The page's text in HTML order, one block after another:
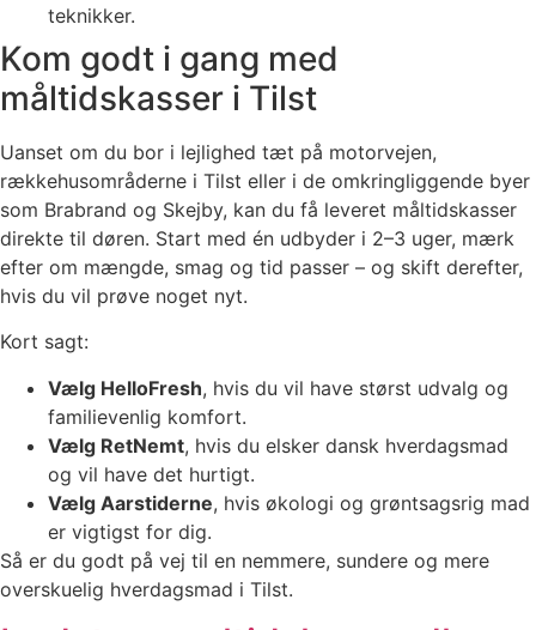
teknikker.
Kom godt i gang med
måltidskasser i Tilst
Uanset om du bor i lejlighed tæt på motorvejen,
rækkehusområderne i Tilst eller i de omkringliggende byer
som Brabrand og Skejby, kan du få leveret måltidskasser
direkte til døren. Start med én udbyder i 2–3 uger, mærk
efter om mængde, smag og tid passer – og skift derefter,
hvis du vil prøve noget nyt.
Kort sagt:
Vælg HelloFresh, hvis du vil have størst udvalg og
familievenlig komfort.
Vælg RetNemt, hvis du elsker dansk hverdagsmad
og vil have det hurtigt.
Vælg Aarstiderne, hvis økologi og grøntsagsrig mad
er vigtigst for dig.
Så er du godt på vej til en nemmere, sundere og mere
overskuelig hverdagsmad i Tilst.